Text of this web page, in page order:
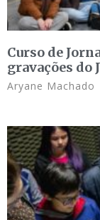
Curso de
gravações do
Aryane Machado